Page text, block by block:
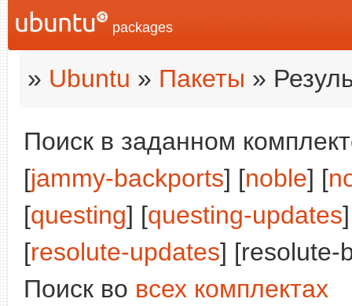
packages
» Ubuntu » Пакеты »
Поиск в заданном
[jammy-backports] [noble] [
[questing] [questing-updates
[resolute-updates] [resolute-
Поиск во всех комплектах